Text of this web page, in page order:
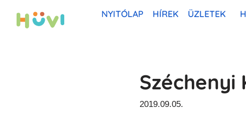
Skip
NYITÓLAP HÍREK ÜZLETEK
2019.09.05.